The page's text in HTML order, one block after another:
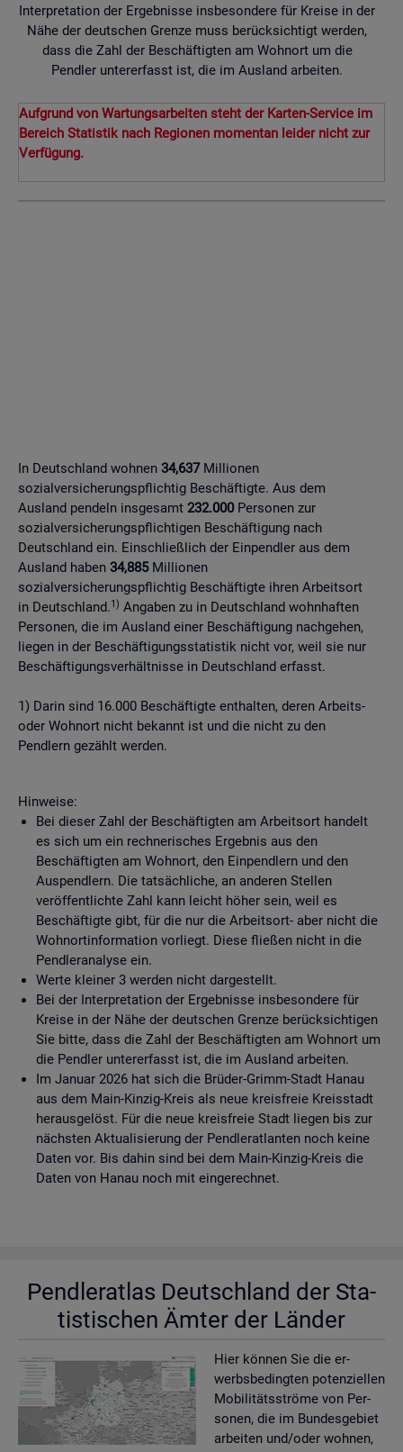
Interpretation der Ergebnisse insbesondere für Kreise in der
Nähe der deutschen Grenze muss berücksichtigt werden,
dass die Zahl der Beschäftigten am Wohnort um die
Pendler untererfasst ist, die im Ausland arbeiten.
Aufgrund von Wartungsarbeiten steht der Karten-Service im
Bereich Statistik nach Regionen momentan leider nicht zur
Verfügung.
In Deutschland wohnen 34,637Millionen
sozialversicherungspflichtig Beschäftigte. Aus dem
Ausland pendeln insgesamt 232.000Personen zur
sozialversicherungspflichtigen Beschäftigung nach
Deutschland ein. Einschließlich der Einpendler aus dem
Ausland haben 34,885Millionen
sozialversicherungspflichtig Beschäftigte ihren Arbeitsort
in Deutschland.1) Angaben zu in Deutschland wohnhaften
Personen, die im Ausland einer Beschäftigung nachgehen,
liegen in der Beschäftigungsstatistik nicht vor, weil sie nur
Beschäftigungsverhältnisse in Deutschland erfasst.
1) Darin sind 16.000 Beschäftigte enthalten, deren Arbeits-
oder Wohnort nicht bekannt ist und die nicht zu den
Pendlern gezählt werden.
Hinweise:
Bei dieser Zahl der Beschäftigten am Arbeitsort handelt
es sich um ein rechnerisches Ergebnis aus den
Beschäftigten am Wohnort, den Einpendlern und den
Auspendlern. Die tatsächliche, an anderen Stellen
veröffentlichte Zahl kann leicht höher sein, weil es
Beschäftigte gibt, für die nur die Arbeitsort- aber nicht die
Wohnortinformation vorliegt. Diese fließen nicht in die
Pendleranalyse ein.
Werte kleiner 3 werden nicht dargestellt.
Bei der Interpretation der Ergebnisse insbesondere für
Kreise in der Nähe der deutschen Grenze berücksichtigen
Sie bitte, dass die Zahl der Beschäftigten am Wohnort um
die Pendler untererfasst ist, die im Ausland arbeiten.
Im Januar 2026 hat sich die Brüder-Grimm-Stadt Hanau
aus dem Main-Kinzig-Kreis als neue kreisfreie Kreisstadt
herausgelöst. Für die neue kreisfreie Stadt liegen bis zur
nächsten Aktualisierung der Pendleratlanten noch keine
Daten vor. Bis dahin sind bei dem Main-Kinzig-Kreis die
Daten von Hanau noch mit eingerechnet.
Pend­ler­at­las Deutsch­land der Sta­
tis­ti­schen Ämter der Län­der
Hier kön­nen Sie die er­
werbs­be­ding­ten po­ten­zi­el­len
Mo­bi­li­täts­strö­me von Per­
so­nen, die im Bun­des­ge­biet
ar­bei­ten und/oder woh­nen,